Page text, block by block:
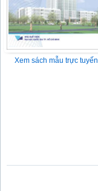
Xem sách mẫu trực tuyến